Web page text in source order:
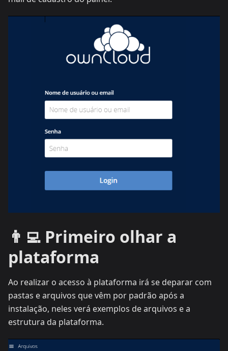
👨‍💻 Primeiro olhar a
plataforma
Ao realizar o acesso à plataforma irá se deparar com
pastas e arquivos que vêm por padrão após a
instalação, neles verá exemplos de arquivos e a
estrutura da plataforma.